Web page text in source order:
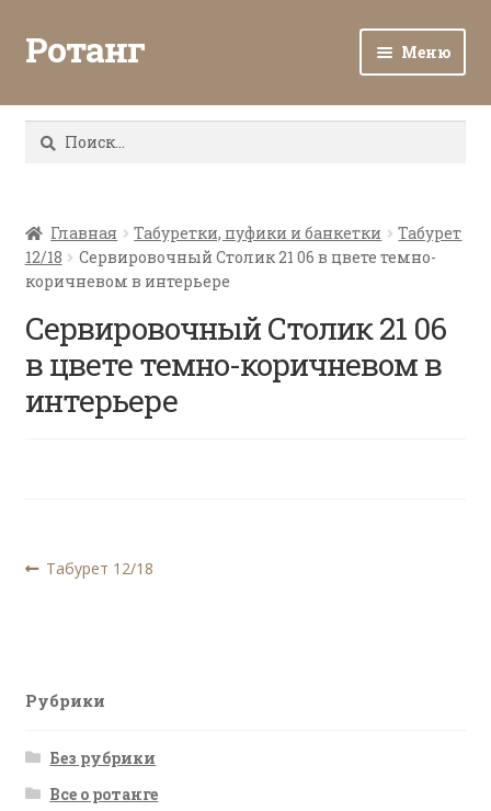
Ротанг Меню
Каталог
Все о ротанге
Ротанг оптом
Контакты
Найти:
Главная Табуретки, пуфики и банкетки
Табурет
12/18
Сервировочный Столик 21 06 в цвете темно-
коричневом в интерьере
Сервировочный Столик 21 06
в цвете темно-коричневом в
интерьере
Навигация
Предыдущая
Табурет 12/18
Рубрики
Без рубрики
Все о ротанге